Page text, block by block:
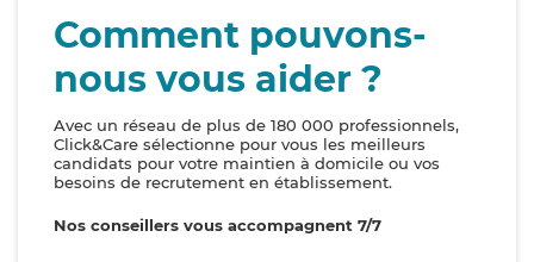
Comment pouvons-
nous vous aider ?
Avec un réseau de plus de 180 000 professionnels,
Click&Care sélectionne pour vous les meilleurs
candidats pour votre maintien à domicile ou vos
besoins de recrutement en établissement.
Nos conseillers vous accompagnent 7/7